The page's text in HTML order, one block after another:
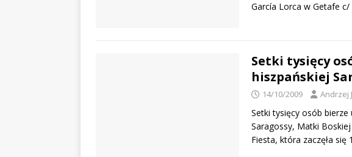
García Lorca w Getafe
Setki tysięcy
hiszpańskiej
14/10/2009 Andrzej
Setki tysięcy osób bierze
Saragossy, Matki
Fiesta, która zaczęła się